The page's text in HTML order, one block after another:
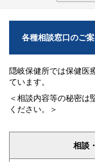
各種相談窓口のご
隠岐保健所では保健医
ています。
＜相談内容等の秘密は
ください。＞
相談